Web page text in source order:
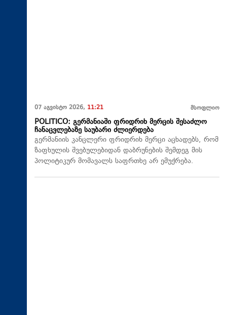
07 აგვისტო 2026, 11:21 მსოფლიო
POLITICO: გერმანიაში ფრიდრიხ მერცის შესაძლო
ჩანაცვლებაზე საუბარი ძლიერდება
გერმანიის კანცლერი ფრიდრიხ მერცი აცხადებს, რომ
ზაფხულის შვებულებიდან დაბრუნების შემდეგ მის
პოლიტიკურ მომავალს საფრთხე არ ემუქრება.